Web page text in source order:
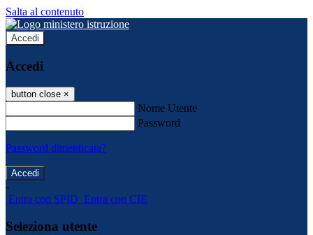
Salta al contenuto
Accedi
Accedi
button close ×
Nome Utente
Password
Password dimenticata?
-
Entra con SPID Entra con CIE
Seleziona utente